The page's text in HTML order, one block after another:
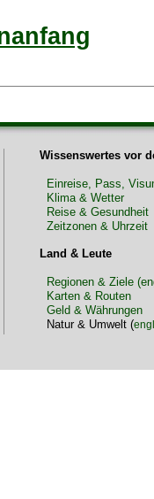
Wissenswertes vor
Einreise, Pass,
Klima & Wetter
Reise & Gesundheit
Zeitzonen & Uhrzeit
Land & Leute
Regionen & Ziele
Karten & Routen
Geld & Währungen
Natur & Umwelt (